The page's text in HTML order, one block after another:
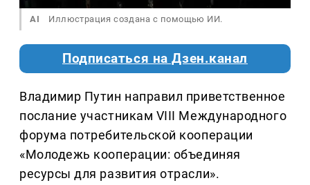
AI Иллюстрация создана с помощью ИИ.
Подписаться на Дзен.канал
Владимир Путин направил приветственное
послание участникам VIII Международного
форума потребительской кооперации
«Молодежь кооперации: объединяя
ресурсы для развития отрасли».